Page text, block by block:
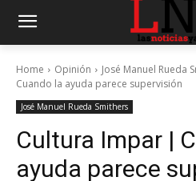
Home Opinión José Manuel Rueda
Cuando la ayuda parece supervisión
José Manuel Rueda Smithers
Cultura Impar |
ayuda parece